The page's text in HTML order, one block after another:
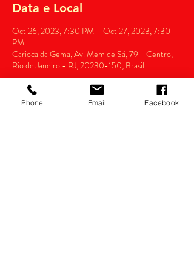
Data e Local
Oct 26, 2023, 7:30 PM – Oct 27, 2023, 7:30
PM
Carioca da Gema, Av. Mem de Sá, 79 - Centro,
Rio de Janeiro - RJ, 20230-150, Brasil
Phone Email Facebook